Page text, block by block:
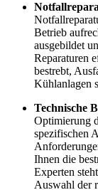
Betrieb
ausgebildet
Reparaturen
bestrebt,
Kühlanlagen
Technische
Optimierung
spezifischen
Ihnen die
Experten
Auswahl der